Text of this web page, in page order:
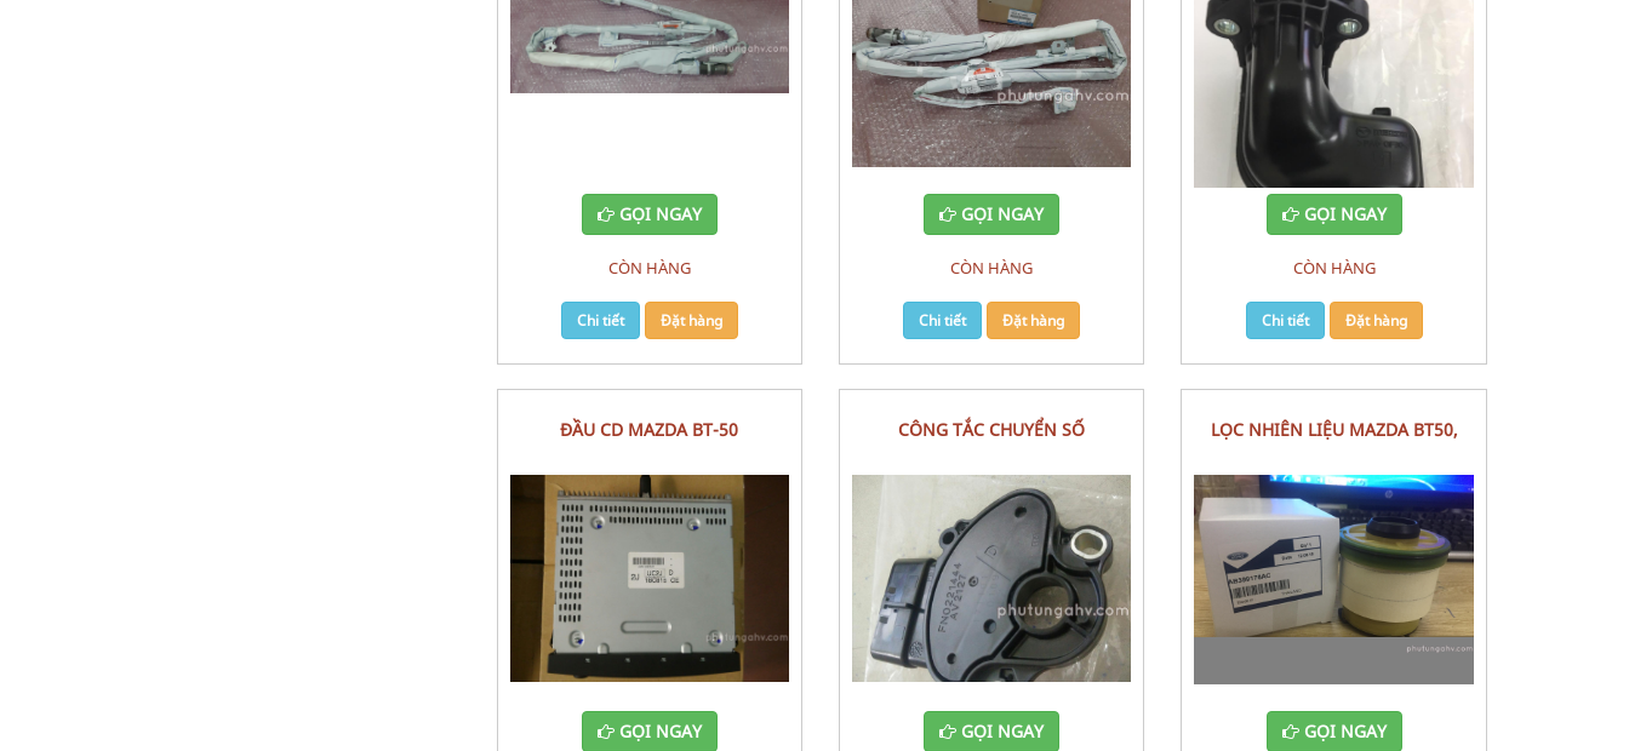
GỌI NGAY
CÒN HÀNG
Chi tiết Đặt hàng
GỌI NGAY
CÒN HÀNG
Chi tiết Đặt hàng
GỌI NGAY
CÒN HÀNG
Chi tiết Đặt hàng
ĐẦU CD MAZDA BT-50
GỌI NGAY
CÔNG TẮC CHUYỂN SỐ
GỌI NGAY
LỌC NHIÊN LIỆU MAZDA BT50,
GỌI NGAY